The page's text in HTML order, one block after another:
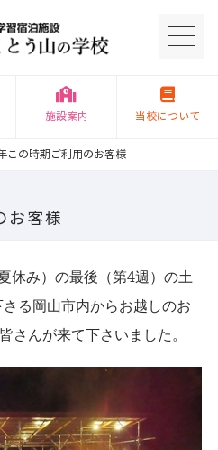
施設案内 当校について
この時期ご利用のお客様
お客様
休み）の最後（第4週）の土
る岡山市内からお越しのお
さんが来て下さいました。